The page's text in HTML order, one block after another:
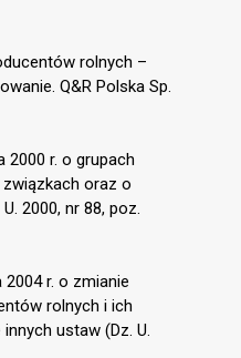
rolnych –
Q&R Polska Sp.
2000 r. o grupach
oraz o
2000, nr 88, poz.
r. o zmianie
rolnych i ich
ustaw (Dz. U.